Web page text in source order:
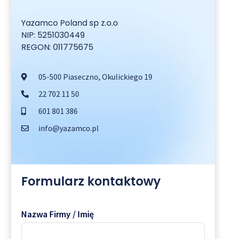
Yazamco Poland sp z.o.o
NIP: 5251030449
REGON: 011775675
05-500 Piaseczno, Okulickiego 19
22 702 11 50
601 801 386
info@yazamco.pl
Formularz kontaktowy
Nazwa Firmy / Imię